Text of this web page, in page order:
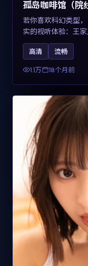
孤岛咖啡馆（院
若你喜欢科幻类型
实的视听体验：王
同演绎。影片2025
言观察城市夜间的
与情节反转，适合
高清 流畅
1.1万 18个月前